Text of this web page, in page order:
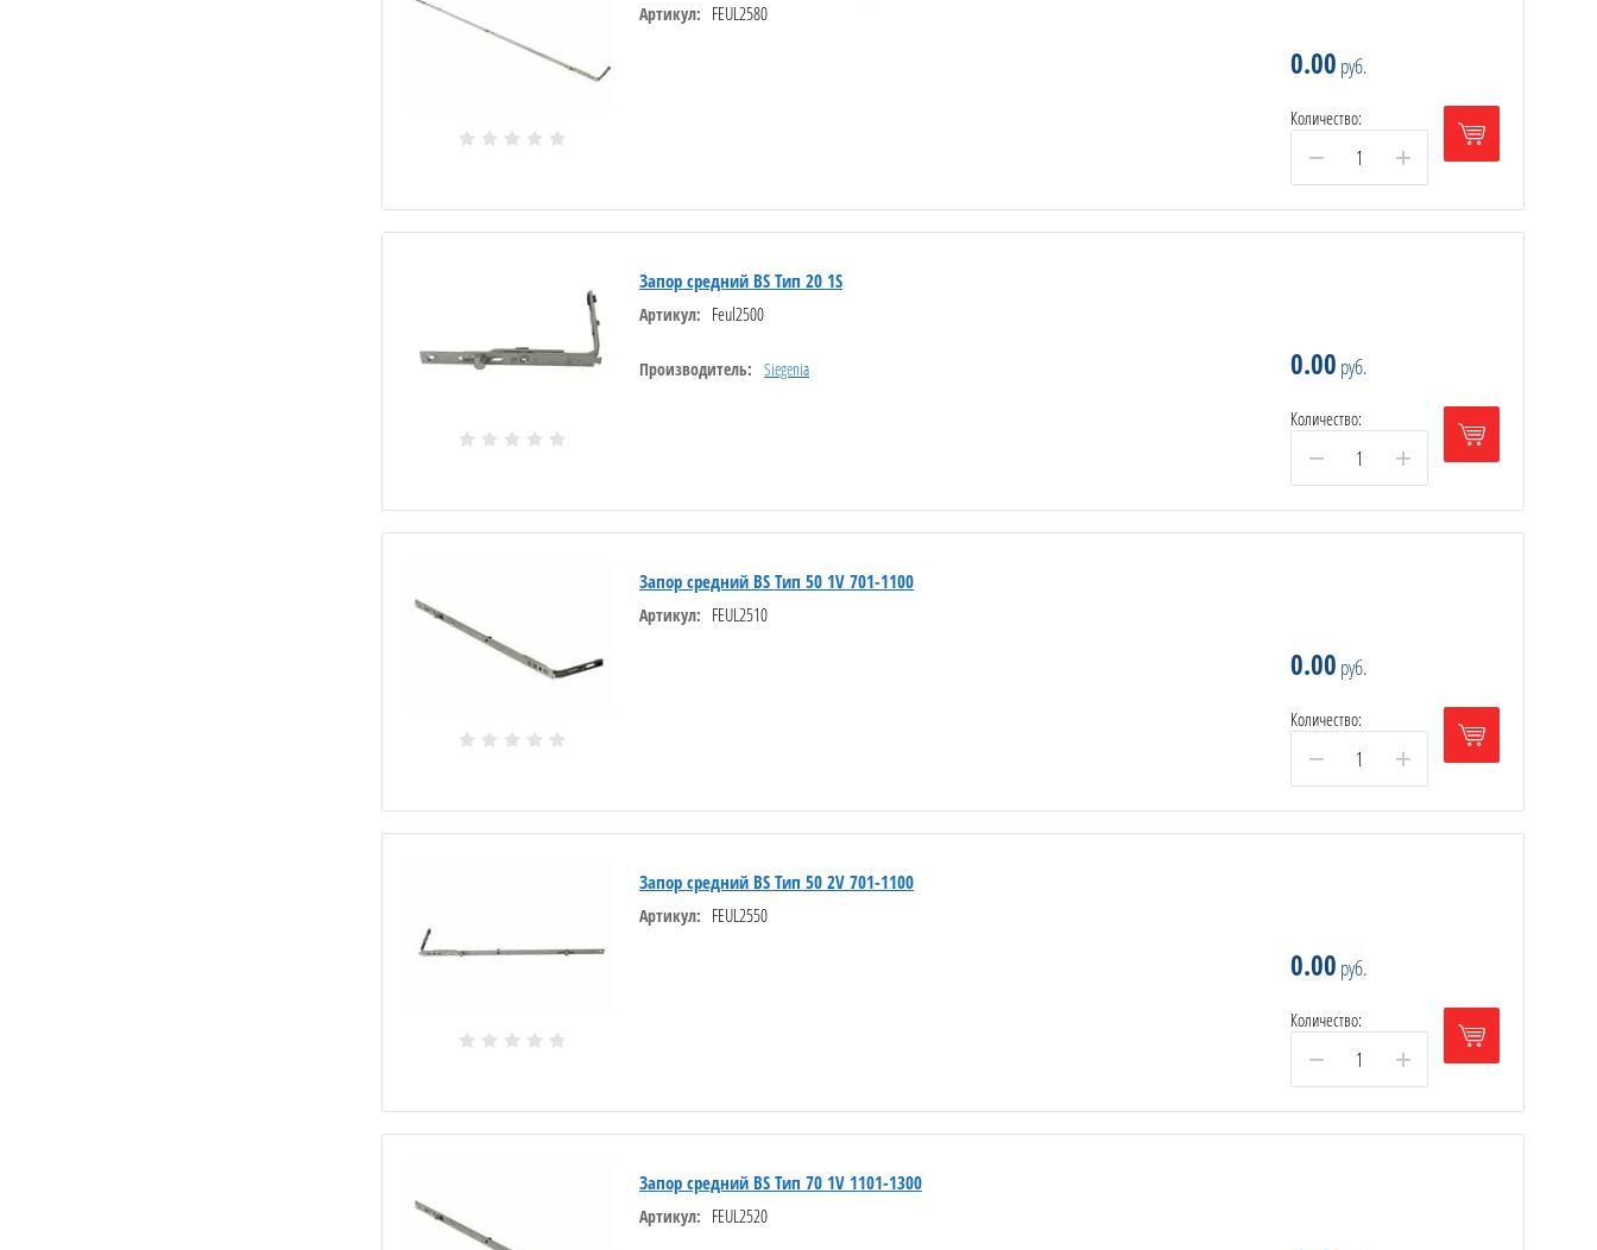
Артикул: FEUL2580
0.00 руб.
Количество:
− +
Запор средний BS Тип 20 1S
Артикул: Feul2500
Производитель: Siegenia 0.00 руб.
Количество:
− +
Запор средний BS Тип 50 1V 701-1100
Артикул: FEUL2510
0.00 руб.
Количество:
− +
Запор средний BS Тип 50 2V 701-1100
Артикул: FEUL2550
0.00 руб.
Количество:
− +
Запор средний BS Тип 70 1V 1101-1300
Артикул: FEUL2520